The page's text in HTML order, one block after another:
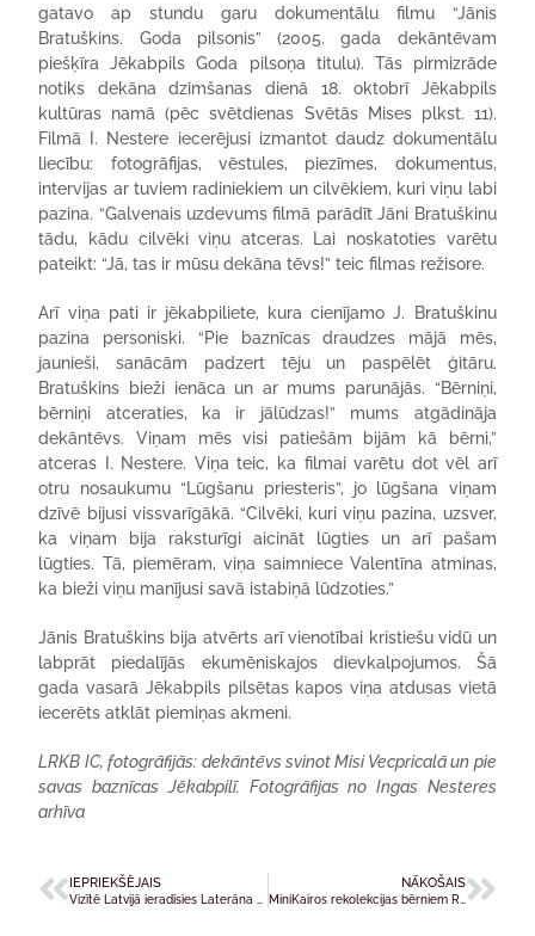
gatavo ap stundu garu dokumentālu filmu “Jānis
Bratuškins. Goda pilsonis” (2005. gada dekāntēvam
piešķīra Jēkabpils Goda pilsoņa titulu). Tās pirmizrāde
notiks dekāna dzimšanas dienā 18. oktobrī Jēkabpils
kultūras namā (pēc svētdienas Svētās Mises plkst. 11).
Filmā I. Nestere iecerējusi izmantot daudz dokumentālu
liecību: fotogrāfijas, vēstules, piezīmes, dokumentus,
intervijas ar tuviem radiniekiem un cilvēkiem, kuri viņu labi
pazina. “Galvenais uzdevums filmā parādīt Jāni Bratuškinu
tādu, kādu cilvēki viņu atceras. Lai noskatoties varētu
pateikt: “Jā, tas ir mūsu dekāna tēvs!” teic filmas režisore.
Arī viņa pati ir jēkabpiliete, kura cienījamo J. Bratuškinu
pazina personiski. “Pie baznīcas draudzes mājā mēs,
jaunieši, sanācām padzert tēju un paspēlēt ģitāru.
Bratuškins bieži ienāca un ar mums parunājās. “Bērniņi,
bērniņi atceraties, ka ir jālūdzas!” mums atgādināja
dekāntēvs. Viņam mēs visi patiešām bijām kā bērni,”
atceras I. Nestere. Viņa teic, ka filmai varētu dot vēl arī
otru nosaukumu “Lūgšanu priesteris”, jo lūgšana viņam
dzīvē bijusi vissvarīgākā. “Cilvēki, kuri viņu pazina, uzsver,
ka viņam bija raksturīgi aicināt lūgties un arī pašam
lūgties. Tā, piemēram, viņa saimniece Valentīna atminas,
ka bieži viņu manījusi savā istabiņā lūdzoties.”
Jānis Bratuškins bija atvērts arī vienotībai kristiešu vidū un
labprāt piedalījās ekumēniskajos dievkalpojumos. Šā
gada vasarā Jēkabpils pilsētas kapos viņa atdusas vietā
iecerēts atklāt piemiņas akmeni.
LRKB IC, fotogrāfijās: dekāntēvs svinot Misi Vecpricalā un pie
savas baznīcas Jēkabpilī. Fotogrāfijas no Ingas Nesteres
arhīva
IEPRIEKŠĒJAIS NĀKOŠAIS